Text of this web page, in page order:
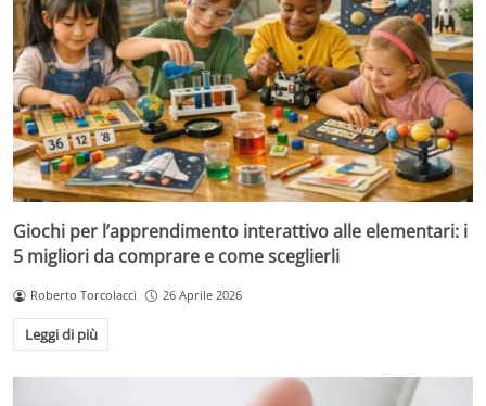
Giochi per l’apprendimento interattivo alle elementari: i
5 migliori da comprare e come sceglierli
Roberto Torcolacci 26 Aprile 2026
Leggi di più